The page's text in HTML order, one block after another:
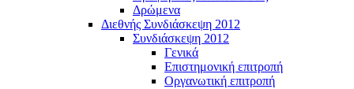
Δρώμενα
Διεθνής Συνδιάσκεψη 2012
Συνδιάσκεψη 2012
Γενικά
Επιστημονική επιτροπή
Οργανωτική επιτροπή